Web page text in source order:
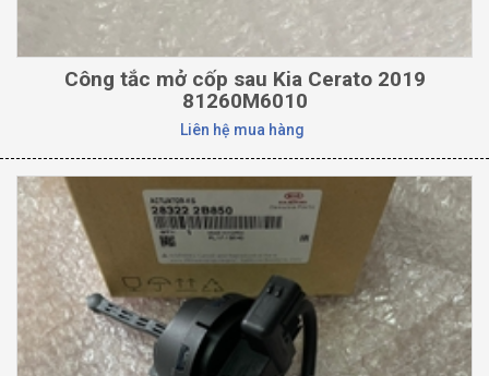
Công tắc mở cốp sau Kia Cerato 2019
81260M6010
Liên hệ mua hàng